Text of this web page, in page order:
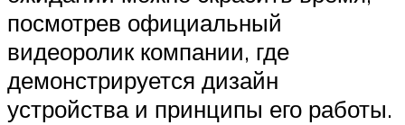
посмотрев официальный
видеоролик компании, где
демонстрируется дизайн
устройства и принципы его работы.